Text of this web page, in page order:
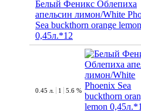
Белый Феникс Облепиха
апельсин лимон/White
Sea buckthorn orange lemon
0,45л.*12
0.45 л. 1 5.6 %